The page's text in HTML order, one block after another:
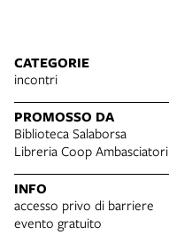
CATEGORIE
incontri
PROMOSSO DA
Biblioteca Salaborsa
Libreria Coop Ambasciatori
INFO
accesso privo di barriere
evento gratuito